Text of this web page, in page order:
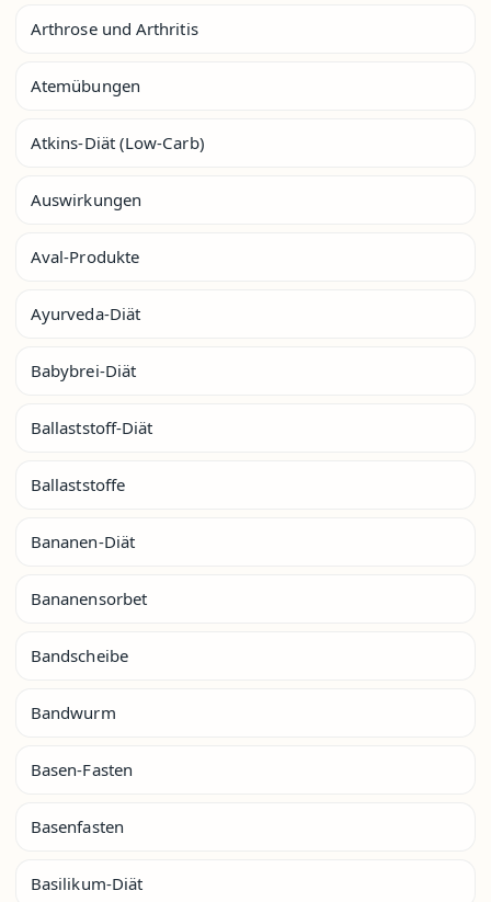
Arthrose und Arthritis
Atemübungen
Atkins-Diät (Low-Carb)
Auswirkungen
Aval-Produkte
Ayurveda-Diät
Babybrei-Diät
Ballaststoff-Diät
Ballaststoffe
Bananen-Diät
Bananensorbet
Bandscheibe
Bandwurm
Basen-Fasten
Basenfasten
Basilikum-Diät